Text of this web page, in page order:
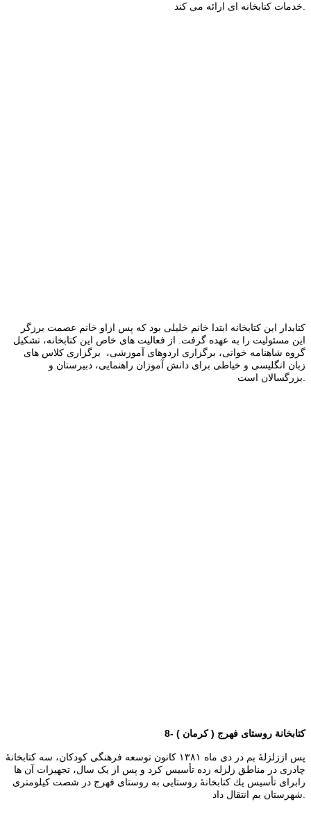
کتابدار این کتابخانه ابتدا خانم خلیلی بود که پس ازاو خانم عصمت برزگر
این مسئولیت را به عهده گرفت. از فعالیت های خاص این كتابخانه،‌ تشكیل
گروه شاهنامه خوانی، برگزاری اردوهای آموزشی، برگزاری كلاس های
زبان انگلیسی و خياطی برای دانش آموزان راهنمایی، دبيرستان و
8- کتابخانة روستای فهرج ( کرمان )
پس اززلزلۀ بم در دی ماه ١٣٨١ كانون توسعه فرهنگی كودكان، سه كتابخانۀ
چادری در مناطق زلزله زده تأسیس كرد و پس از یک سال، تجهیزات آن ها
رابرای تأسیس یك كتابخانۀ روستایی به روستای فهرج در شصت كیلومتری